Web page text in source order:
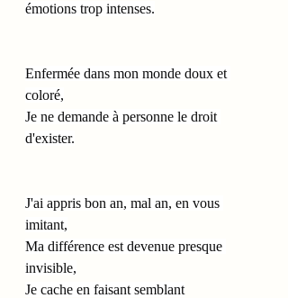
émotions trop intenses.
Enfermée dans mon monde doux et
coloré,
Je ne demande à personne le droit
d'exister.
J'ai appris bon an, mal an, en vous
imitant,
Ma différence est devenue presque
invisible,
Je cache en faisant semblant